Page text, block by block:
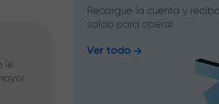
le
Recargue la cuenta y reciba
saldo para operar
Ver todo